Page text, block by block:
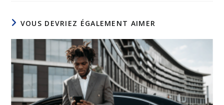
VOUS DEVRIEZ ÉGALEMENT AIMER